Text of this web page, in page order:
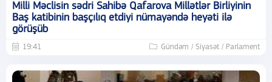
Milli Məclisin sədri Sahibə Qafarova Millətlər Birliyinin
Baş katibinin başçılıq etdiyi nümayəndə heyəti ilə
görüşüb
19:41 Gündəm / Siyasət / Parlament